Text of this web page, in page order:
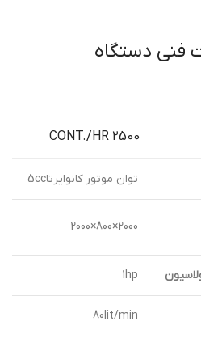
دستگاه
2500 CONT./HR
توان موتور كانوايرتا5cc
2000×800×2000
1hp
80lit/min